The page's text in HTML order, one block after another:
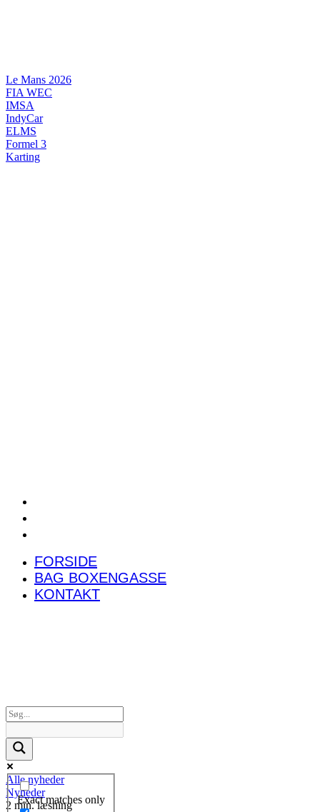
Le Mans 2026
FIA WEC
IMSA
IndyCar
ELMS
Formel 3
Karting
FORSIDE
BAG BOXENGASSE
KONTAKT
Exact matches only
Alle nyheder
Nyheder
2 min. læsning